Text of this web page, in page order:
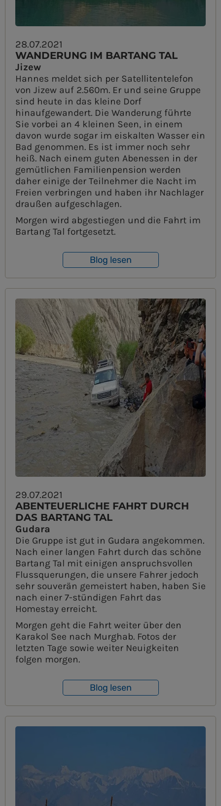
28.07.2021
WANDERUNG IM BARTANG TAL
Jizew
Hannes meldet sich per Satellitentelefon
von Jizew auf 2.560m. Er und seine Gruppe
sind heute in das kleine Dorf
hinaufgewandert. Die Wanderung führte
Sie vorbei an 4 kleinen Seen, in einem
davon wurde sogar im eiskalten Wasser ein
Bad genommen. Es ist immer noch sehr
heiß. Nach einem guten Abenessen in der
gemütlichen Familienpension werden
daher einige der Teilnehmer die Nacht im
Freien verbringen und haben ihr Nachlager
draußen aufgeschlagen.
Morgen wird abgestiegen und die Fahrt im
Bartang Tal fortgesetzt.
Blog lesen
29.07.2021
ABENTEUERLICHE FAHRT DURCH
DAS BARTANG TAL
Gudara
Die Gruppe ist gut in Gudara angekommen.
Nach einer langen Fahrt durch das schöne
Bartang Tal mit einigen anspruchsvollen
Flussquerungen, die unsere Fahrer jedoch
sehr souverän gemeistert haben, haben Sie
nach einer 7-stündigen Fahrt das
Homestay erreicht.
Morgen geht die Fahrt weiter über den
Karakol See nach Murghab. Fotos der
letzten Tage sowie weiter Neuigkeiten
folgen morgen.
Blog lesen